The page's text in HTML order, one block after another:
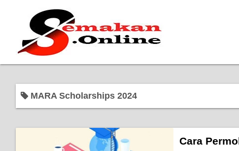
MARA Scholarships 2024
Cara